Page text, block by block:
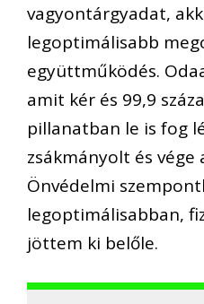
vagyontárgyadat,
legoptimálisabb
együttműködés.
amit kér és 99,9
pillanatban le is fog
zsákmányolt és vége
Önvédelmi
legoptimálisabban,
jöttem ki belőle.